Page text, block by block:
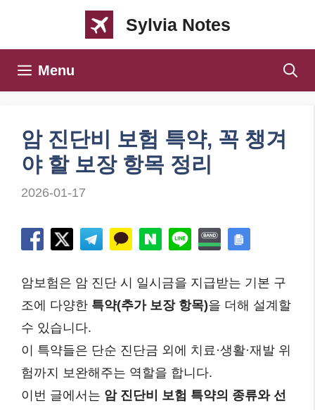
Sylvia Notes
Menu
암 진단비 보험 특약, 꼭 챙겨
야 할 보장 항목 정리
2026-01-17
암보험은 암 진단 시 일시금을 지급받는 기본 구
조에 다양한 특약(추가 보장 항목)을 더해 설계할
수 있습니다.
이 특약들은 단순 진단금 외에 치료·생활·재발 위
험까지 보완해주는 역할을 합니다.
이번 글에서는 암 진단비 보험 특약의 종류와 선